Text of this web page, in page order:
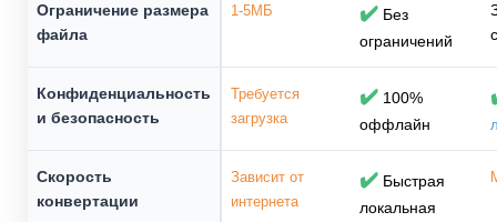
Ограничение размера
файла
1-5МБ ✔️ Без
ограничений
Конфиденциальность
и безопасность
Требуется
загрузка
✔️ 100%
оффлайн
Скорость
конвертации
Зависит от
интернета
✔️ Быстрая
локальная